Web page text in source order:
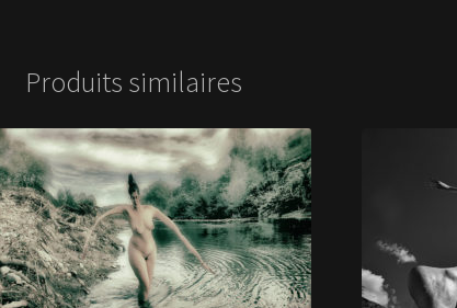
Produits similaires